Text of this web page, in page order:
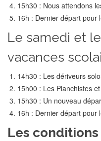
15h30 : Nous attendons
16h : Dernier départ pour
Le samedi et
vacances
14h30 : Les dériveurs
15h00 : Les Planchistes
15h30 : Un nouveau
16h : Dernier départ pour
Les conditions